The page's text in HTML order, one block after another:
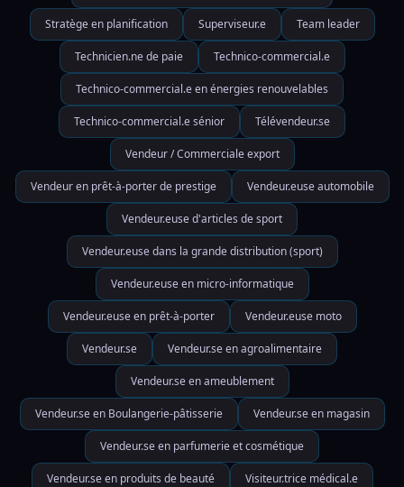
Stratège en planification Superviseur.e Team leader
Technicien.ne de paie Technico-commercial.e
Technico-commercial.e en énergies renouvelables
Technico-commercial.e sénior Télévendeur.se
Vendeur / Commerciale export
Vendeur en prêt-à-porter de prestige Vendeur.euse automobile
Vendeur.euse d'articles de sport
Vendeur.euse dans la grande distribution (sport)
Vendeur.euse en micro-informatique
Vendeur.euse en prêt-à-porter Vendeur.euse moto
Vendeur.se Vendeur.se en agroalimentaire
Vendeur.se en ameublement
Vendeur.se en Boulangerie-pâtisserie Vendeur.se en magasin
Vendeur.se en parfumerie et cosmétique
Vendeur.se en produits de beauté Visiteur.trice médical.e